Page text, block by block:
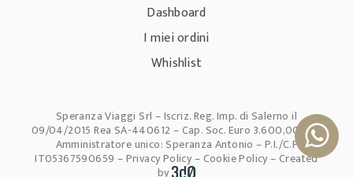
Dashboard
I miei ordini
Whishlist
Speranza Viaggi Srl – Iscriz. Reg. Imp. di Salerno il
09/04/2015 Rea SA-440612 – Cap. Soc. Euro 3.600,00 i.v –
Amministratore unico: Speranza Antonio – P.I./C.F
IT05367590659 –Privacy Policy–Cookie Policy– Created
by